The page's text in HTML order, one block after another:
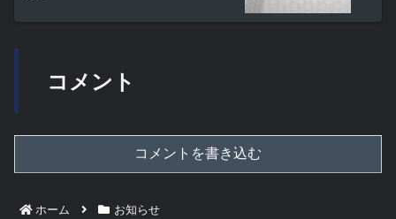
コメント
コメントを書き込む
ホーム お知らせ